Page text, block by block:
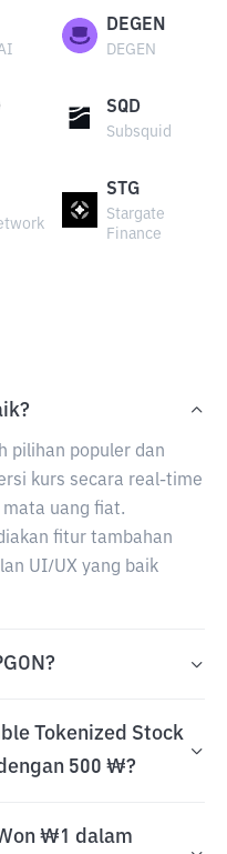
DEGEN
DEGEN
SQD
Subsquid
STG
Stargate
Finance
pilihan populer dan
kurs secara real-time
uang fiat.
fitur tambahan
UI/UX yang baik
Tokenized Stock
500 ₩?
₩1 dalam